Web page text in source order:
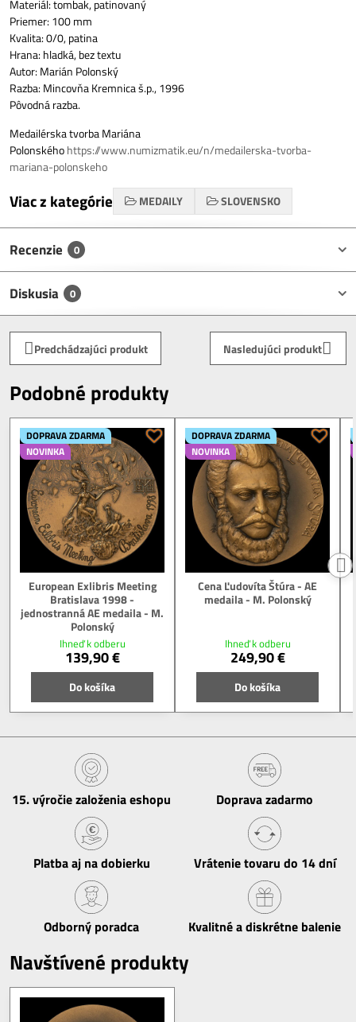
Materiál: tombak, patinovaný
Priemer: 100 mm
Kvalita: 0/0, patina
Hrana: hladká, bez textu
Autor: Marián Polonský
Razba: Mincovňa Kremnica š.p., 1996
Pôvodná razba.
Medailérska tvorba Mariána
Polonskéhohttps://www.numizmatik.eu/n/medailerska-tvorba-
mariana-polonskeho
Viac z kategórie MEDAILY SLOVENSKO
Recenzie 0
Diskusia 0
Predchádzajúci produkt Nasledujúci produkt
Podobné produkty
DOPRAVA ZDARMA
NOVINKA
European Exlibris Meeting
Bratislava 1998 -
jednostranná AE medaila - M.
Polonský
Ihneď k odberu
139,90 €
Do košíka
DOPRAVA ZDARMA
NOVINKA
Cena Ľudovíta Štúra - AE
medaila - M. Polonský
Ihneď k odberu
249,90 €
Do košíka
15​. výročie založenia eshopu Doprava zadarmo
Platba aj na dobierku Vrátenie tovaru do 14 dní
Odborný poradca Kvalitné a diskrétne balenie
Navštívené produkty